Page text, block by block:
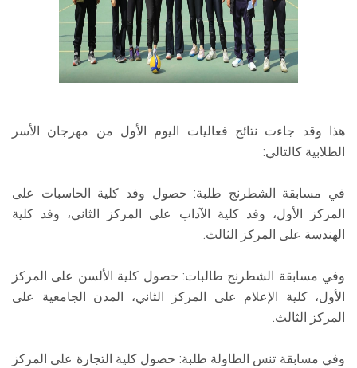
هذا وقد جاءت نتائج فعاليات اليوم الأول من مهرجان الأسر
الطلابية كالتالي:
في مسابقة الشطرنج طلبة: حصول وفد كلية الحاسبات على
المركز الأول، وفد كلية الآداب على المركز الثاني، وفد كلية
الهندسة على المركز الثالث.
وفي مسابقة الشطرنج طالبات: حصول كلية الألسن على المركز
الأول، كلية الإعلام على المركز الثاني، المدن الجامعية على
المركز الثالث.
وفي مسابقة تنس الطاولة طلبة: حصول كلية التجارة على المركز